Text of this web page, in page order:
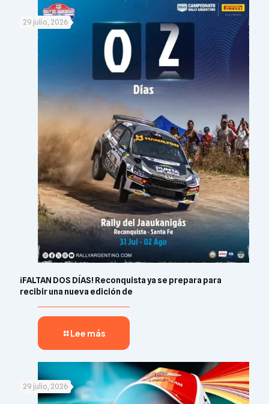
29 julio, 2026
¡FALTAN DOS DÍAS! Reconquista ya se prepara para
recibir una nueva edición de
Lee más
29 julio, 2026